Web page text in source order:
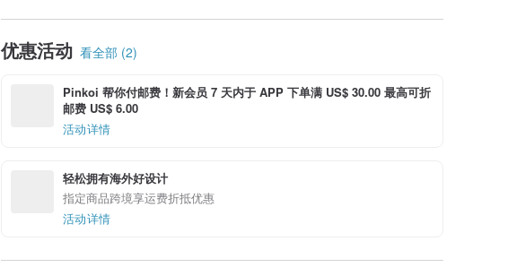
优惠活动 看全部 (2)
Pinkoi 帮你付邮费！新会员 7 天内于 APP 下单满 US$ 30.00 最高可折
邮费 US$ 6.00
活动详情
轻松拥有海外好设计
指定商品跨境享运费折抵优惠
活动详情